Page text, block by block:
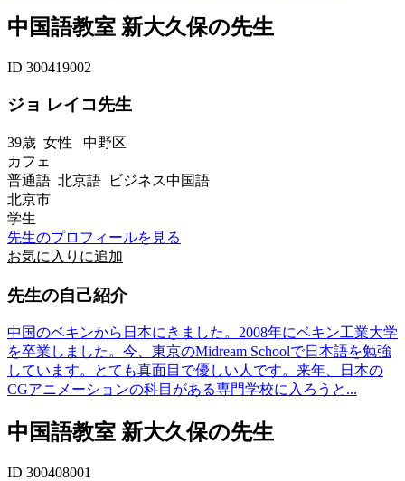
中国語教室 新大久保の先生
ID 300419002
ジョ レイコ先生
39歳 女性 中野区
カフェ
普通語 北京語 ビジネス中国語
北京市
学生
先生のプロフィールを見る
お気に入りに追加
先生の自己紹介
中国のベキンから日本にきました。2008年にベキン工業大学
を卒業しました。今、東京のMidream Schoolで日本語を勉強
しています。とても真面目で優しい人です。来年、日本の
CGアニメーションの科目がある専門学校に入ろうと...
中国語教室 新大久保の先生
ID 300408001